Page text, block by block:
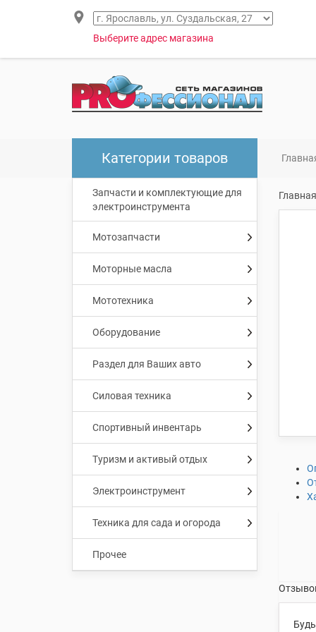
Выберите адрес магазина
Категории товаров
Запчасти и комплектующие для
электроинструмента
Мотозапчасти
Моторные масла
Мототехника
Оборудование
Раздел для Ваших авто
Силовая техника
Спортивный инвентарь
Туризм и активый отдых
Электроинструмент
Техника для сада и огорода
Прочее
Главная